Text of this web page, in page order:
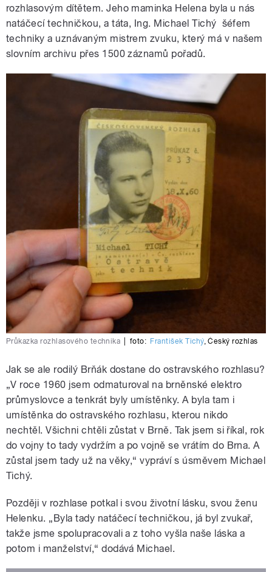
rozhlasovým dítětem. Jeho maminka Helena byla u nás
natáčecí techničkou, a táta, Ing. Michael Tichý šéfem
techniky a uznávaným mistrem zvuku, který má v našem
slovním archivu přes 1500 záznamů pořadů.
Průkazka rozhlasového technika foto: František Tichý,Český rozhlas
Jak se ale rodilý Brňák dostane do ostravského rozhlasu?
„V roce 1960 jsem odmaturoval na brněnské elektro
průmyslovce a tenkrát byly umístěnky. A byla tam i
umístěnka do ostravského rozhlasu, kterou nikdo
nechtěl. Všichni chtěli zůstat v Brně. Tak jsem si říkal, rok
do vojny to tady vydržím a po vojně se vrátím do Brna. A
zůstal jsem tady už na věky,“ vypráví s úsměvem Michael
Tichý.
Později v rozhlase potkal i svou životní lásku, svou ženu
Helenku. „Byla tady natáčecí techničkou, já byl zvukař,
takže jsme spolupracovali a z toho vyšla naše láska a
potom i manželství,“ dodává Michael.